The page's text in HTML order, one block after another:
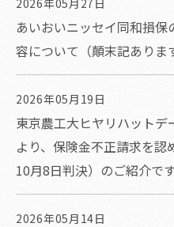
あいおいニッセイ同和損
容について（顛末記ありま
2026年05月19日
東京農工大ヒヤリハット
より、保険金不正請求を
10月8日判決）のご紹介で
2026年05月14日